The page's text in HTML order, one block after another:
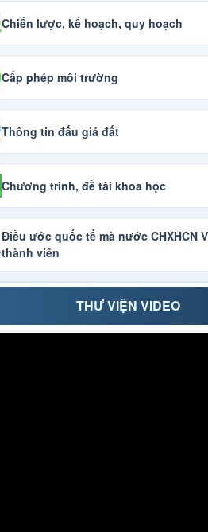
Chiến lược, kế hoạch, quy hoạch
Cấp phép môi trường
Thông tin đấu giá đất
Chương trình, đề tài khoa học
Điều ước quốc tế mà nước CHXHCN
thành viên
THƯ VIỆN VIDEO